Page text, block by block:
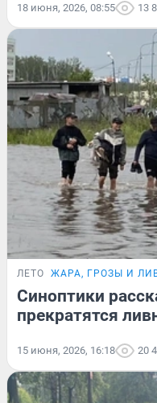
18 июня, 2026, 08:55 13
ЛЕТО ЖАРА, ГРОЗЫ И
Синоптики
прекратятся
15 июня, 2026, 16:18 20